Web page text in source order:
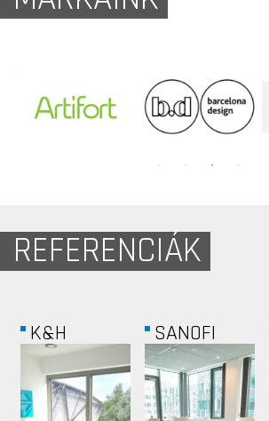
REFERENCIÁK
ALPHAGONN RTL